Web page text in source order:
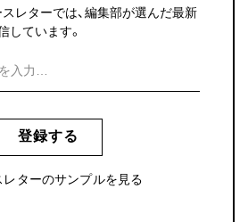
レターでは、編集部が選んだ最新
しています。
登録する
レターのサンプルを見る